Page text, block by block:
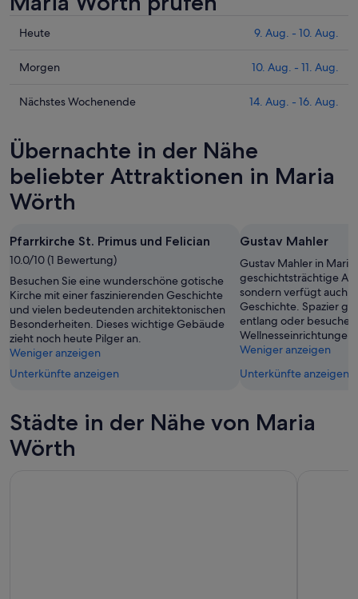
Prüfe
Preise
Maria
Nacht,
Aug.
-
Aug.
Heute 9. Aug. - 10. Aug.
Prüfe
Preise
Maria
Wörth
morgen
Nacht,
10.
-
11.
Aug.
Morgen 10. Aug. - 11. Aug.
Prüfe
Preise
für
Maria
Wörth
am
Wochenende,
14.
Aug.
-
16.
Aug.
Nächstes Wochenende 14. Aug. - 16. Aug.
Übernachte in der Nähe
beliebter Attraktionen in Maria
Wörth
Pfarrkirche St. Primus und Felician
10.0/10 (1 Bewertung)
Besuchen Sie eine wunderschöne gotische
Kirche mit einer faszinierenden Geschichte
und vielen bedeutenden architektonischen
Besonderheiten. Dieses wichtige Gebäude
zieht noch heute Pilger an.
Weniger anzeigen
Unterkünfte anzeigen
Gustav Mahler
Gustav Mahler in
geschichtsträchtige
sondern verfügt auch
Geschichte. Spazier
entlang oder besuche
Wellnesseinrichtungen
Weniger anzeigen
Unterkünfte anzeigen
Städte in der Nähe von Maria
Wörth